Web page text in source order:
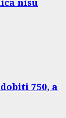
750, a